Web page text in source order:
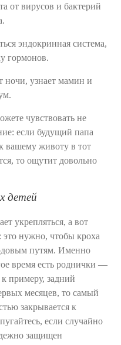
от вирусов и бактерий
эндокринная система,
гормонов.
ночи, узнает мамин и
чувствовать не
если будущий папа
вашему животу в тот
то ощутит довольно
детей
укрепляться, а вот
это нужно, чтобы кроха
путям. Именно
время есть роднички —
примеру, задний
месяцев, то самый
закрывается к
если случайно
защищен